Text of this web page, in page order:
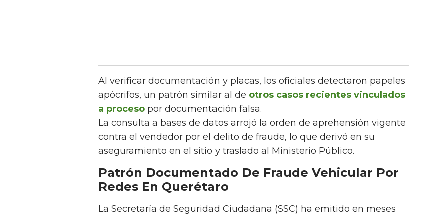
Al verificar documentación y placas, los oficiales detectaron papeles
apócrifos, un patrón similar al de otros casos recientes vinculados
a proceso por documentación falsa.
La consulta a bases de datos arrojó la orden de aprehensión vigente
contra el vendedor por el delito de fraude, lo que derivó en su
aseguramiento en el sitio y traslado al Ministerio Público.
Patrón Documentado De Fraude Vehicular Por
Redes En Querétaro
La Secretaría de Seguridad Ciudadana (SSC) ha emitido en meses